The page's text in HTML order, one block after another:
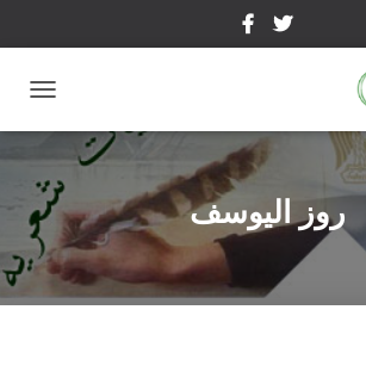
التنقل
روز اليوسف